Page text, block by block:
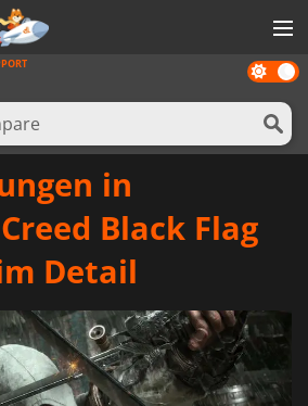
Dark
mode
in
Black Flag
Detail